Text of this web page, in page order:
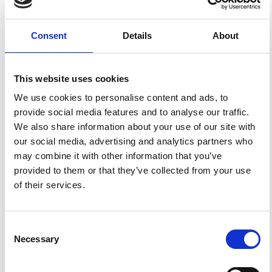
Consent Details About
This website uses cookies
We use cookies to personalise content and ads, to
provide social media features and to analyse our traffic.
We also share information about your use of our site with
our social media, advertising and analytics partners who
may combine it with other information that you’ve
provided to them or that they’ve collected from your use
of their services.
Selection
Necessary
Applying this standard license to your own work will
ensure your right to make your work freely and openly
ann.geophys@ingv.it.
HOW TO CITE
BOUCHON, A. K.; CHOUET, B.; DAS, S. Quantitative
Prediction of Strong Motion for a Potential Earthquake
Ann. Geophys. 1977 30
(3-4), 341-368.
https://doi.org/10.4401/ag-4827.